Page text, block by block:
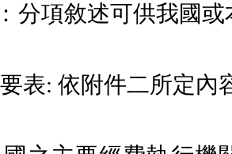
分項敘述可供我國
表: 依附件二所定內